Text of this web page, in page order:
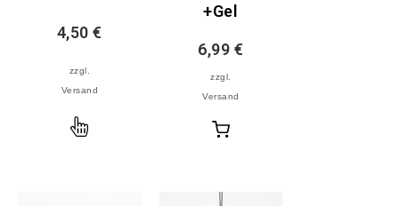
4,50€
zzgl.
Versand
+Gel
6,99 €
zzgl.
Versand